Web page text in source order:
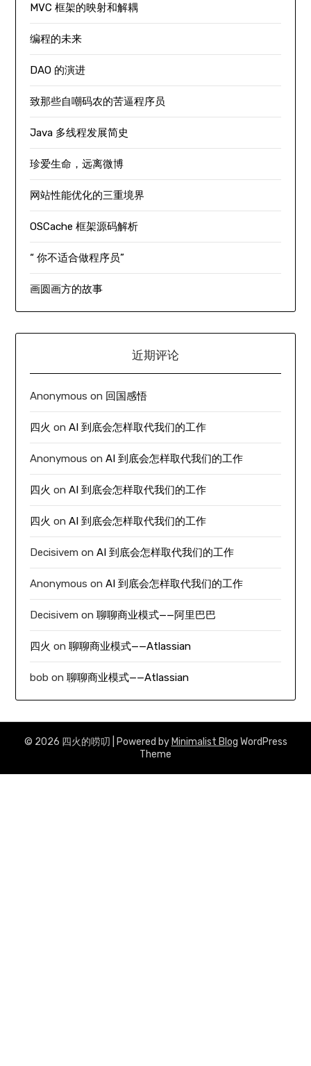
MVC 框架的映射和解耦
编程的未来
DAO 的演进
致那些自嘲码农的苦逼程序员
Java 多线程发展简史
珍爱生命，远离微博
网站性能优化的三重境界
OSCache 框架源码解析
“ 你不适合做程序员”
画圆画方的故事
近期评论
Anonymous on 回国感悟
四火 onAI 到底会怎样取代我们的工作
Anonymous onAI 到底会怎样取代我们的工作
四火 onAI 到底会怎样取代我们的工作
四火 onAI 到底会怎样取代我们的工作
Decisivem onAI 到底会怎样取代我们的工作
Anonymous onAI 到底会怎样取代我们的工作
Decisivem on聊聊商业模式——阿里巴巴
四火 on聊聊商业模式——Atlassian
bob on聊聊商业模式——Atlassian
© 2026 四火的唠叨 | Powered by Minimalist Blog WordPress
Theme